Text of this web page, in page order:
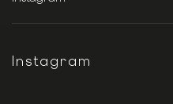
Instagram